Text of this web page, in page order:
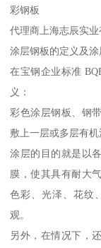
彩钢板
代理商上海志辰实业
涂层钢板的定义及涂
在宝钢企业标准
义：
彩色涂层钢板、钢
敷上一层或多层有机
涂层的目的就是以
膜，使其具有耐大
色彩、光泽、花纹
观。
另外，在情况下，